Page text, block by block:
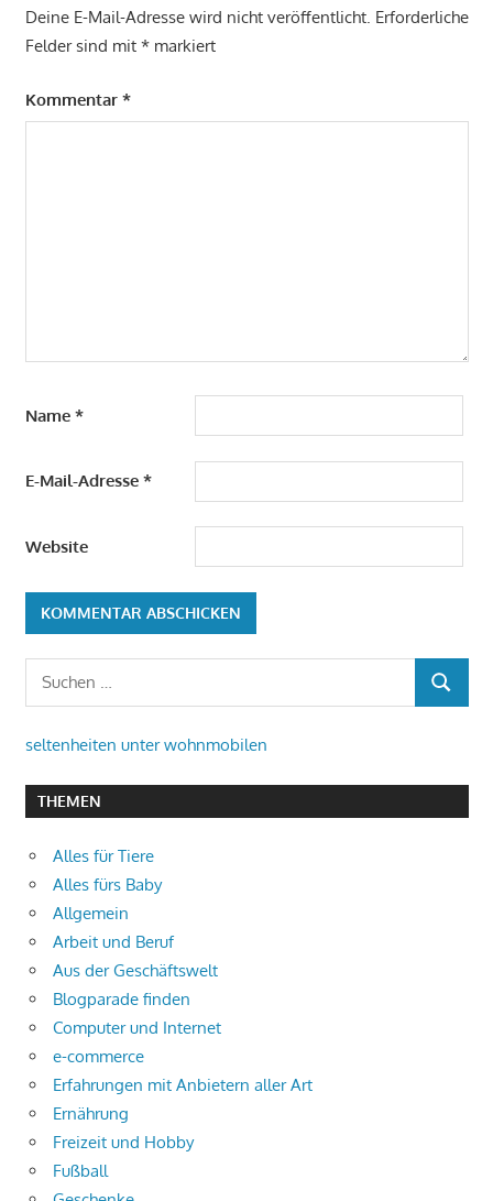
Deine E-Mail-Adresse wird nicht veröffentlicht. Erforderliche
Felder sind mit *markiert
Kommentar *
Name *
E-Mail-Adresse *
Website
Suchen
SUCHEN
seltenheiten unter wohnmobilen
THEMEN
Alles für Tiere
Alles fürs Baby
Allgemein
Arbeit und Beruf
Aus der Geschäftswelt
Blogparade finden
Computer und Internet
e-commerce
Erfahrungen mit Anbietern aller Art
Ernährung
Freizeit und Hobby
Fußball